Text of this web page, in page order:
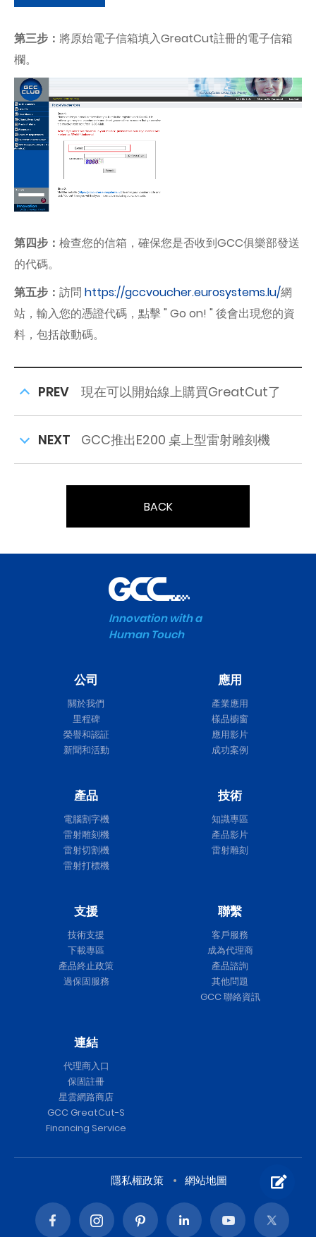
第三步： 將原始電子信箱填入GreatCut註冊的電子信箱
欄。
第四步： 檢查您的信箱，確保您是否收到GCC俱樂部發送
的代碼。
第五步： 訪問 https://gccvoucher.eurosystems.lu/網
站，輸入您的憑證代碼，點擊 " Go on! " 後會出現您的資
料，包括啟動碼。
PREV 現在可以開始線上購買GreatCut了
NEXT GCC推出E200 桌上型雷射雕刻機
BACK
Innovation with a
Human Touch
公司
關於我們
里程碑
榮譽和認証
新聞和活動
應用
產業應用
樣品櫥窗
應用影片
成功案例
產品
電腦割字機
雷射雕刻機
雷射切割機
雷射打標機
技術
知識專區
產品影片
雷射雕刻
支援
技術支援
下載專區
產品終止政策
過保固服務
聯繫
客戶服務
成為代理商
產品諮詢
其他問題
GCC 聯絡資訊
連結
代理商入口
保固註冊
星雲網路商店
GCC GreatCut-S
Financing Service
隱私權政策 網站地圖